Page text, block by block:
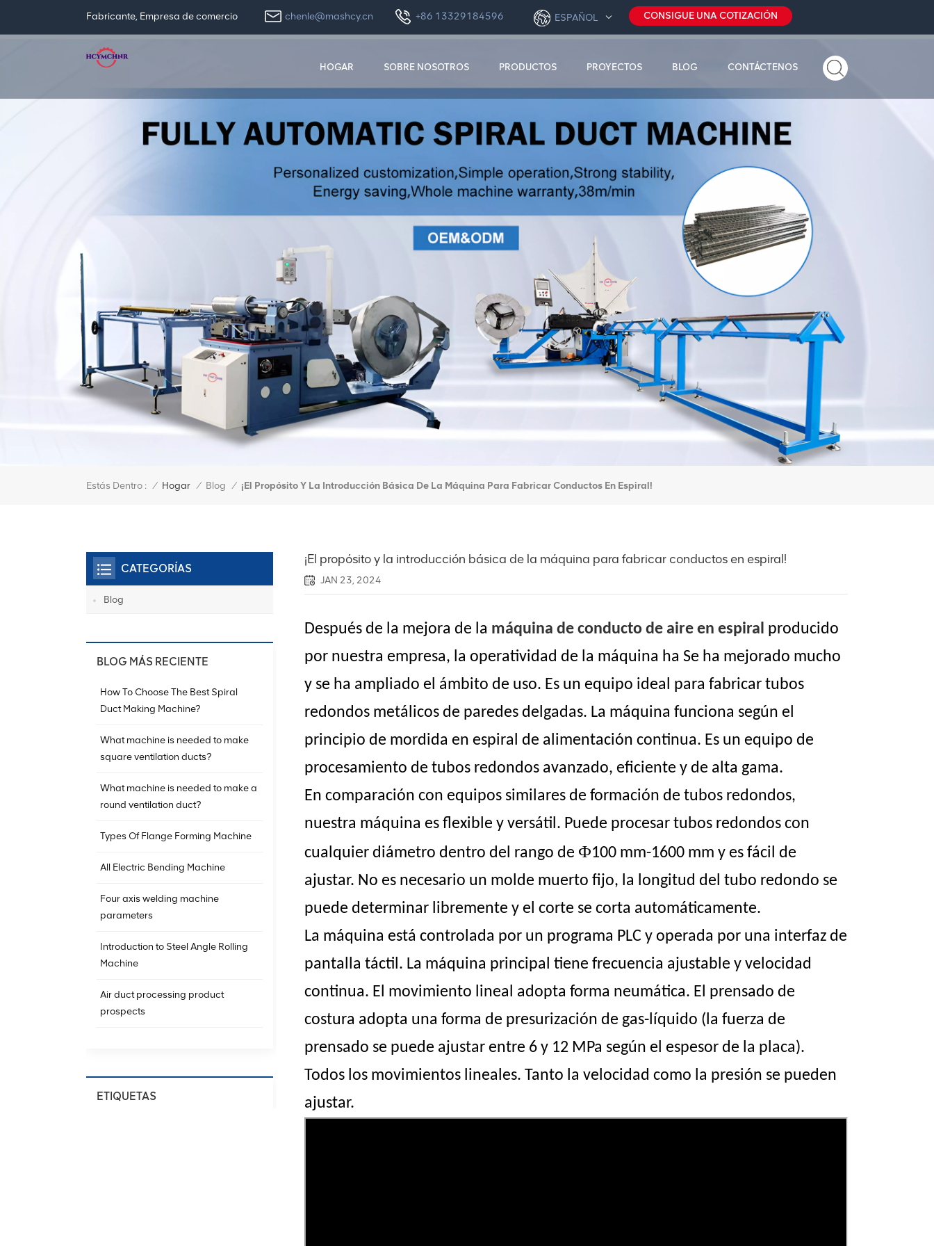
Fabricante, Empresa de comercio CONSIGUE UNA COTIZACIÓN
ESPAÑOL
chenle@mashcy.cn +86 13329184596
HOGAR SOBRE NOSOTROS PRODUCTOS PROYECTOS BLOG CONTÁCTENOS
Estás Dentro : / Hogar / Blog / ¡El Propósito Y La Introducción Básica De La Máquina Para Fabricar Conductos En Espiral!
¡El propósito y la introducción básica de la máquina para fabricar conductos en espiral!
JAN 23, 2024
Después de la mejora de la máquina de conducto de aire en espiral producido
por nuestra empresa, la operatividad de la máquina ha Se ha mejorado mucho
y se ha ampliado el ámbito de uso. Es un equipo ideal para fabricar tubos
redondos metálicos de paredes delgadas. La máquina funciona según el
principio de mordida en espiral de alimentación continua. Es un equipo de
procesamiento de tubos redondos avanzado, eficiente y de alta gama.
En comparación con equipos similares de formación de tubos redondos,
nuestra máquina es flexible y versátil. Puede procesar tubos redondos con
cualquier diámetro dentro del rango de Ф100 mm-1600 mm y es fácil de
ajustar. No es necesario un molde muerto fijo, la longitud del tubo redondo se
puede determinar libremente y el corte se corta automáticamente.
La máquina está controlada por un programa PLC y operada por una interfaz de
pantalla táctil. La máquina principal tiene frecuencia ajustable y velocidad
continua. El movimiento lineal adopta forma neumática. El prensado de
costura adopta una forma de presurización de gas-líquido (la fuerza de
prensado se puede ajustar entre 6 y 12 MPa según el espesor de la placa).
Todos los movimientos lineales. Tanto la velocidad como la presión se pueden
ajustar.
CATEGORÍAS
Blog
BLOG MÁS RECIENTE
How To Choose The Best Spiral
Duct Making Machine?
What machine is needed to make
square ventilation ducts?
What machine is needed to make a
round ventilation duct?
Types Of Flange Forming Machine
All Electric Bending Machine
Four axis welding machine
parameters
Introduction to Steel Angle Rolling
Machine
Air duct processing product
prospects
ETIQUETAS